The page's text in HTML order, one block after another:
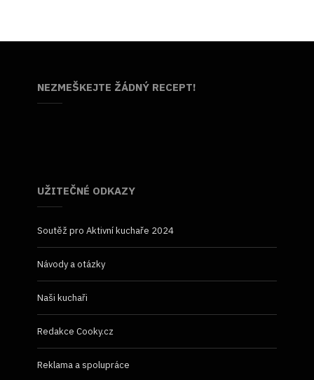
NEZMEŠKEJTE ŽÁDNÝ RECEPT!
UŽITEČNÉ ODKAZY
Soutěž pro Aktivní kuchaře 2024
Návody a otázky
Naši kuchaři
Redakce Cooky.cz
Reklama a spolupráce